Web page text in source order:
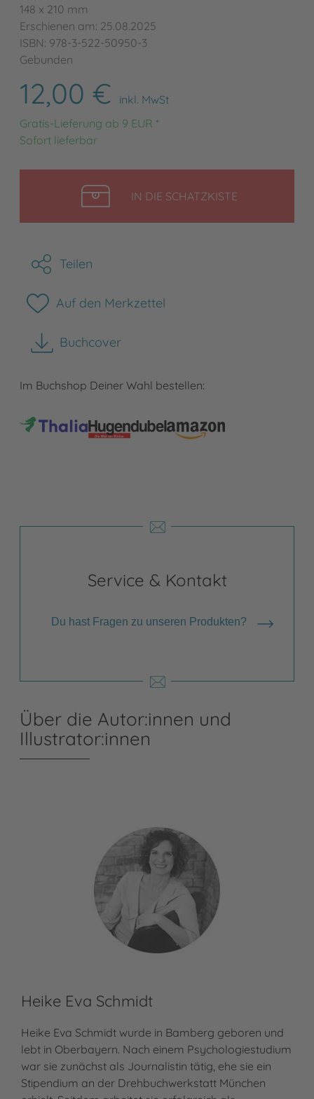
148 x 210 mm
Erschienen am: 25.08.2025
ISBN: 978-3-522-50950-3
Gebunden
12,00 €
inkl. MwSt
Gratis-Lieferung ab 9 EUR *
Sofort lieferbar
IN DIE SCHATZKISTELEGEN
Teilen
Auf den Merkzettel
Buchcover
herunterladen
Im Buchshop Deiner Wahl bestellen:
Service & Kontakt
Du hast Fragen zu unseren Produkten?
Über die Autor:innen und
Illustrator:innen
Heike Eva Schmidt
Heike Eva Schmidt wurde in Bamberg geboren und
lebt in Oberbayern. Nach einem Psychologiestudium
war sie zunächst als Journalistin tätig, ehe sie ein
Stipendium an der Drehbuchwerkstatt München